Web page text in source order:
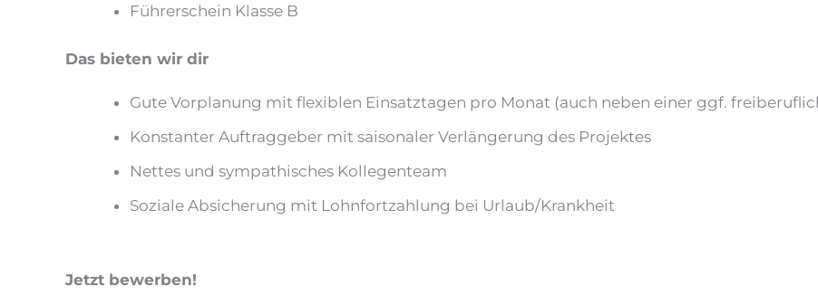
Führerschein Klasse B
Das bieten wir dir
Gute Vorplanung mit flexiblen Einsatztagen pro Monat (auch neben einer ggf.
Konstanter Auftraggeber mit saisonaler Verlängerung des Projektes
Nettes und sympathisches Kollegenteam
Soziale Absicherung mit Lohnfortzahlung bei Urlaub/Krankheit
Jetzt bewerben!